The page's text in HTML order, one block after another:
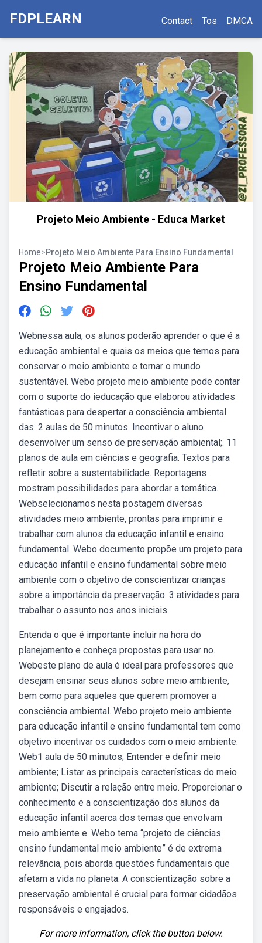
FDPLEARN Contact Tos DMCA
Projeto Meio Ambiente - Educa Market
Home>Projeto Meio Ambiente Para Ensino Fundamental
Projeto Meio Ambiente Para
Ensino Fundamental
Webnessa aula, os alunos poderão aprender o que é a
educação ambiental e quais os meios que temos para
conservar o meio ambiente e tornar o mundo
sustentável. Webo projeto meio ambiente pode contar
com o suporte do ieducação que elaborou atividades
fantásticas para despertar a consciência ambiental
das. 2 aulas de 50 minutos. Incentivar o aluno
desenvolver um senso de preservação ambiental;. 11
planos de aula em ciências e geografia. Textos para
refletir sobre a sustentabilidade. Reportagens
mostram possibilidades para abordar a temática.
Webselecionamos nesta postagem diversas
atividades meio ambiente, prontas para imprimir e
trabalhar com alunos da educação infantil e ensino
fundamental. Webo documento propõe um projeto para
educação infantil e ensino fundamental sobre meio
ambiente com o objetivo de conscientizar crianças
sobre a importância da preservação. 3 atividades para
trabalhar o assunto nos anos iniciais.
Entenda o que é importante incluir na hora do
planejamento e conheça propostas para usar no.
Webeste plano de aula é ideal para professores que
desejam ensinar seus alunos sobre meio ambiente,
bem como para aqueles que querem promover a
consciência ambiental. Webo projeto meio ambiente
para educação infantil e ensino fundamental tem como
objetivo incentivar os cuidados com o meio ambiente.
Web1 aula de 50 minutos; Entender e definir meio
ambiente; Listar as principais características do meio
ambiente; Discutir a relação entre meio. Proporcionar o
conhecimento e a conscientização dos alunos da
educação infantil acerca dos temas que envolvam
meio ambiente e. Webo tema “projeto de ciências
ensino fundamental meio ambiente” é de extrema
relevância, pois aborda questões fundamentais que
afetam a vida no planeta. A conscientização sobre a
preservação ambiental é crucial para formar cidadãos
responsáveis e engajados.
For more information, click the button below.